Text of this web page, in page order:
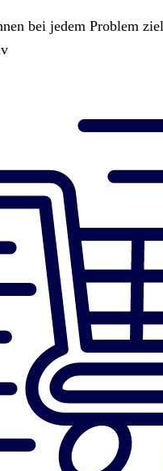
bei jedem Problem